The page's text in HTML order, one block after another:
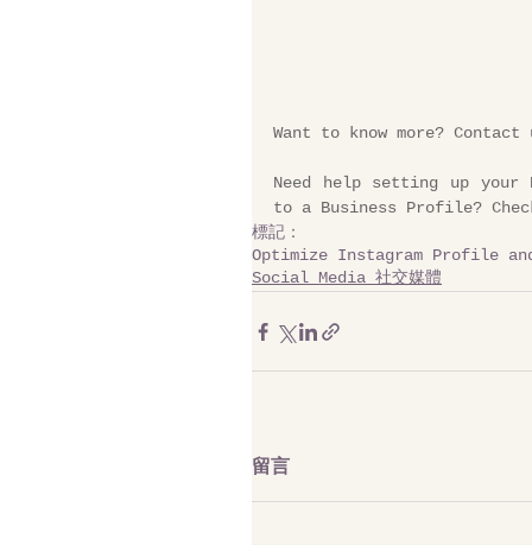
Want to know more? Contact
Need help setting up
to a Business Profile?
標記：
Optimize Instagram Profile
Social Media 社交媒體
留言